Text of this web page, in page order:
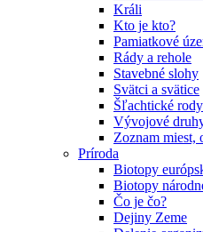
Králi
Kto je kto?
Pamiatkové
Rády a rehole
Stavebné slohy
Svätci a svätice
Šľachtické
Vývojové
Zoznam miest,
Príroda
Biotopy
Biotopy
Čo je čo?
Dejiny Zeme